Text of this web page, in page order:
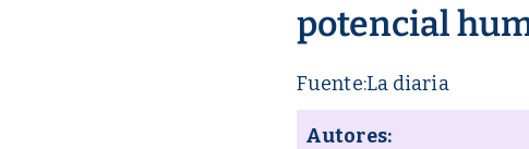
potencial
Fuente:La diaria
Autores: